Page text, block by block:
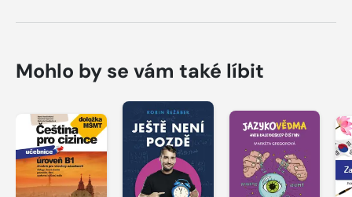
Mohlo by se vám také líbit